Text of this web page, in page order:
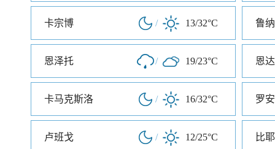
卡宗博 / 13/32°C 鲁纳
恩泽托 / 19/23°C 恩
卡马克斯洛 / 16/32°C 罗
卢班戈 / 12/25°C 比耶